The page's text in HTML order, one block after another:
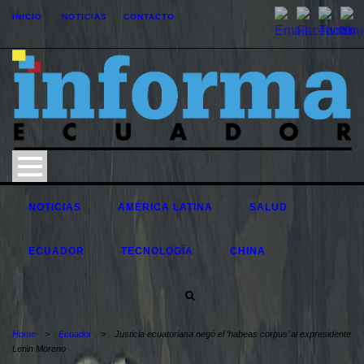
INICIO NOTICIAS CONTACTO
NOTICIAS AMÉRICA LATINA SALUD
ECUADOR TECNOLOGÍA CHINA
Home > Ecuador >
Justicia ecuatoriana negó el ‘habeas corpus’ al expresidente
Lenin Moreno